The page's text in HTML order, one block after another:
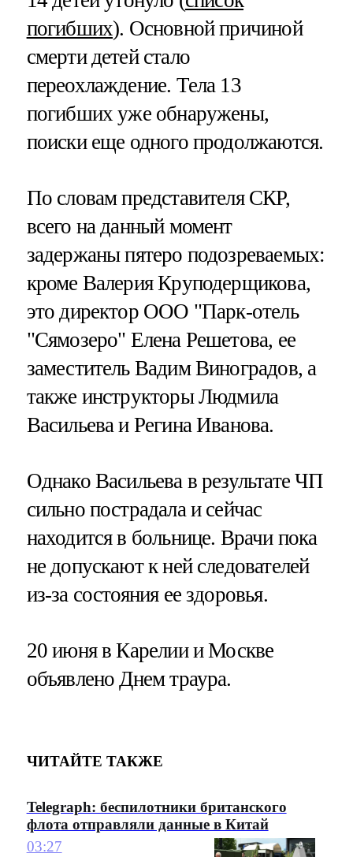
погибших). Основной причиной
смерти детей стало
переохлаждение. Тела 13
погибших уже обнаружены,
поиски еще одного продолжаются.
По словам представителя СКР,
всего на данный момент
задержаны пятеро подозреваемых:
кроме Валерия Круподерщикова,
это директор ООО "Парк-отель
"Сямозеро" Елена Решетова, ее
заместитель Вадим Виноградов, а
также инструкторы Людмила
Васильева и Регина Иванова.
Однако Васильева в результате ЧП
сильно пострадала и сейчас
находится в больнице. Врачи пока
не допускают к ней следователей
из-за состояния ее здоровья.
20 июня в Карелии и Москве
объявлено Днем траура.
ЧИТАЙТЕ ТАКЖЕ
Telegraph: беспилотники британского
флота отправляли данные в Китай
03:27